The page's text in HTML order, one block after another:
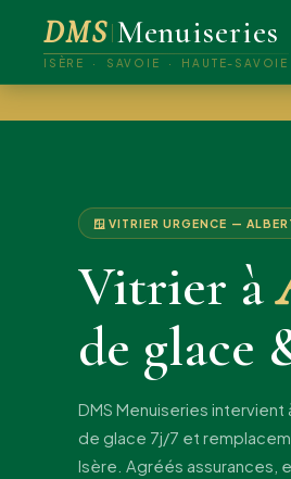
DMS Menuiseries
ISÈRE · SAVOIE · HAUTE-SAVOIE
🪟 VITRIER URGENCE —
Vitrier à
de glace
DMS Menuiseries
de glace 7j/7 et
Isère. Agréés assurances,